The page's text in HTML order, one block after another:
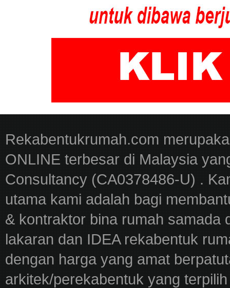
Rekabentukrumah.com
ONLINE terbesar di Malaysia
Consultancy (CA0378486-U) .
utama kami adalah bagi
& kontraktor bina rumah samada
lakaran dan IDEA rekabentuk
dengan harga yang amat
arkitek/perekabentuk yang